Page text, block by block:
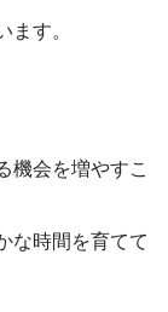
ます。
機会を増やすこ
な時間を育てて